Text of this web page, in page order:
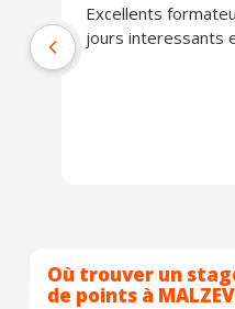
Excellents
jours interessants
Où trouver un
de points à